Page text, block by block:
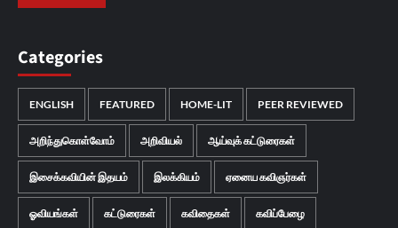
Categories
ENGLISH FEATURED HOME-LIT PEER REVIEWED
அறிந்துகொள்வோம் அறிவியல் ஆய்வுக் கட்டுரைகள்
இசைக்கவியின் இதயம் இலக்கியம் ஏனைய கவிஞர்கள்
ஓவியங்கள் கட்டுரைகள் கவிதைகள் கவிப்பேழை